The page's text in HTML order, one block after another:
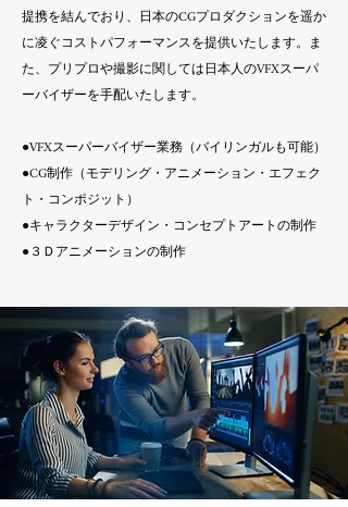
提携を結んでおり、日本のCGプロダクションを遥か
に凌ぐコストパフォーマンスを提供いたします。ま
た、プリプロや撮影に関しては日本人のVFXスーパ
ーバイザーを手配いたします。
●VFXスーパーバイザー業務 （バイリンガルも可能）
​●CG制作（モデリング・アニメーション・エフェク
ト・コンポジット）
●キャラクターデザイン・コンセプトアートの制作
●３Ｄアニメーションの制作